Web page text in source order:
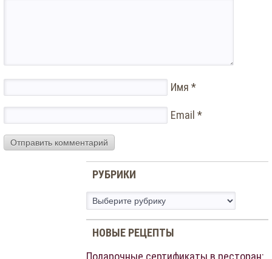
Имя *
Email *
РУБРИКИ
Рубрики
НОВЫЕ РЕЦЕПТЫ
Подарочные сертификаты в ресторан: